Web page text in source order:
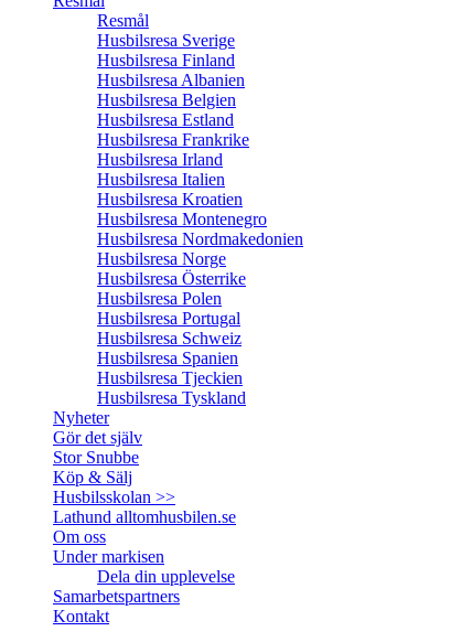
Resmål
Husbilsresa Sverige
Husbilsresa Finland
Husbilsresa Albanien
Husbilsresa Belgien
Husbilsresa Estland
Husbilsresa Frankrike
Husbilsresa Irland
Husbilsresa Italien
Husbilsresa Kroatien
Husbilsresa Montenegro
Husbilsresa Nordmakedonien
Husbilsresa Norge
Husbilsresa Österrike
Husbilsresa Polen
Husbilsresa Portugal
Husbilsresa Schweiz
Husbilsresa Spanien
Husbilsresa Tjeckien
Husbilsresa Tyskland
Nyheter
Gör det själv
Stor Snubbe
Köp & Sälj
Husbilsskolan >>
Lathund alltomhusbilen.se
Om oss
Under markisen
Dela din upplevelse
Samarbetspartners
Kontakt